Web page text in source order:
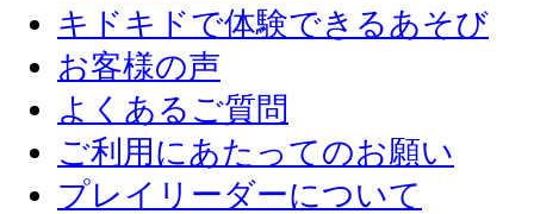
キドキドで体験できるあそび
お客様の声
よくあるご質問
ご利用にあたってのお願い
プレイリーダーについて